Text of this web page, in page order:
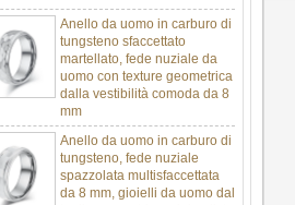
Anello da uomo in carburo di
tungsteno sfaccettato
martellato, fede nuziale da
uomo con texture geometrica
dalla vestibilità comoda da 8
mm
Anello da uomo in carburo di
tungsteno, fede nuziale
spazzolata multisfaccettata
da 8 mm, gioielli da uomo dal
taglio geometrico minimalista